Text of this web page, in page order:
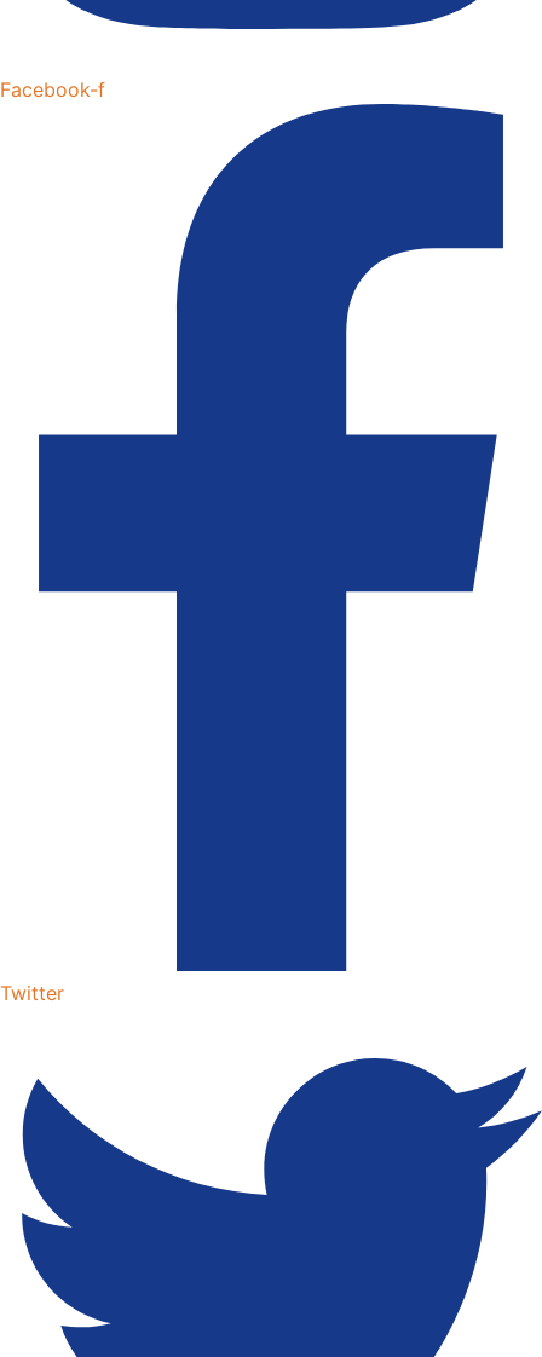
Facebook-f
Twitter